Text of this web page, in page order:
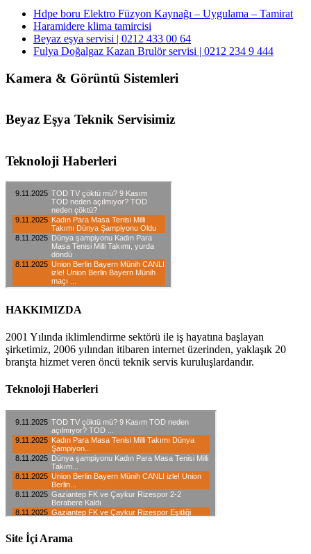
Hdpe boru Elektro Füzyon Kaynağı – Uygulama – Tamirat
Haramidere klima tamircisi
Beyaz eşya servisi | 0212 433 00 64
Fulya Doğalgaz Kazan Brulör servisi | 0212 234 9 444
Kamera & Görüntü Sistemleri
Beyaz Eşya Teknik Servisimiz
Teknoloji Haberleri
HAKKIMIZDA
2001 Yılında iklimlendirme sektörü ile iş hayatına başlayan
şirketimiz, 2006 yılından itibaren internet üzerinden, yaklaşık 20
branşta hizmet veren öncü teknik servis kuruluşlardandır.
Teknoloji Haberleri
Site İçi Arama